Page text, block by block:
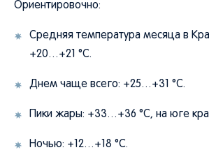
Ориентировочно:
Средняя температура месяца в
+20…+21 °C.
Днем чаще всего: +25…+31 °C.
Пики жары: +33…+36 °C, на юге
Ночью: +12…+18 °C.